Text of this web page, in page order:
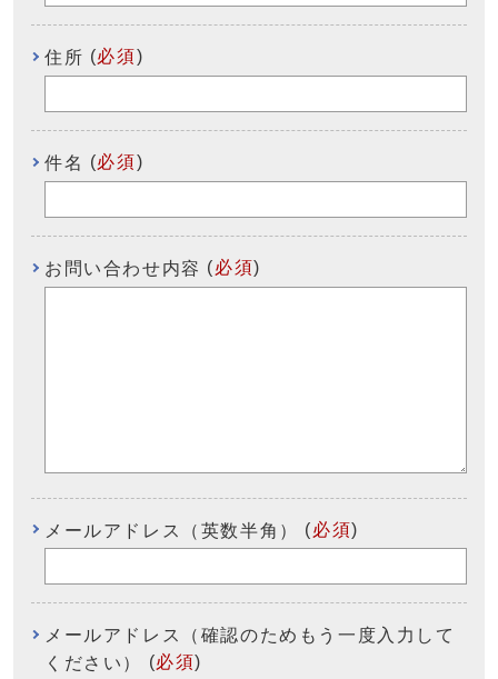
住所 (必須)
件名 (必須)
お問い合わせ内容 (必須)
メールアドレス（英数半角） (必須)
メールアドレス（確認のためもう一度入力して
ください）
(必須)